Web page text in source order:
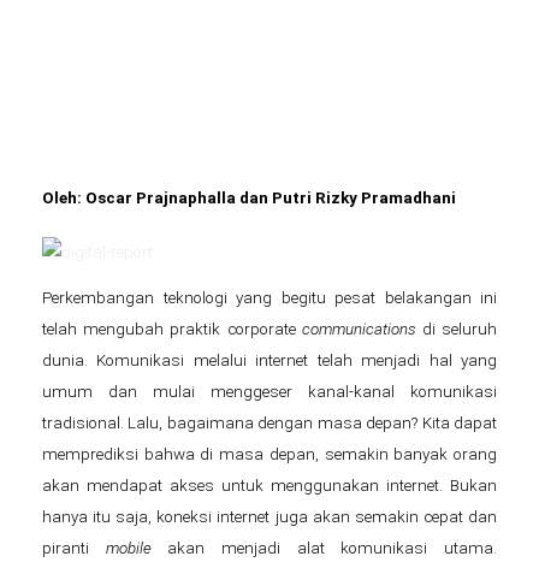
Oleh: Oscar Prajnaphalla dan Putri Rizky Pramadhani
Perkembangan teknologi yang begitu pesat belakangan ini
telah mengubah praktik corporate communications di seluruh
dunia. Komunikasi melalui internet telah menjadi hal yang
umum dan mulai menggeser kanal-kanal komunikasi
tradisional. Lalu, bagaimana dengan masa depan? Kita dapat
memprediksi bahwa di masa depan, semakin banyak orang
akan mendapat akses untuk menggunakan internet. Bukan
hanya itu saja, koneksi internet juga akan semakin cepat dan
piranti mobileakan menjadi alat komunikasi utama.